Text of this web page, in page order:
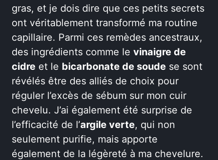
gras, et je dois dire que ces petits secrets
ont véritablement transformé ma routine
capillaire. Parmi ces remèdes ancestraux,
des ingrédients comme le vinaigre de
cidre et le bicarbonate de soude se sont
révélés être des alliés de choix pour
réguler l’excès de sébum sur mon cuir
chevelu. J’ai également été surprise de
l’efficacité de l’argile verte, qui non
seulement purifie, mais apporte
également de la légèreté à ma chevelure.